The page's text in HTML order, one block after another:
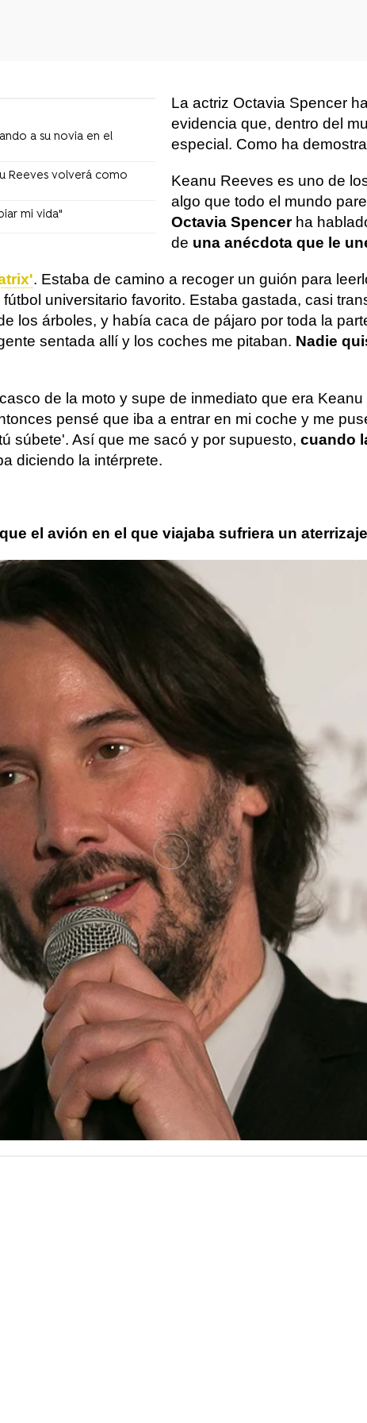
a su novia en el
Reeves volverá como
mi vida"
La actriz Octavia Spencer
evidencia que, dentro del
especial. Como ha
Keanu Reeves es uno de
algo que todo el mundo
Octavia Spencerha
de una anécdota que le
. Estaba de camino a recoger un guión para
universitario favorito. Estaba gastada, casi
los árboles, y había caca de pájaro por toda la
sentada allí y los coches me pitaban. Nadie
de la moto y supe de inmediato que era
pensé que iba a entrar en mi coche y me
súbete'. Así que me sacó y por supuesto, cuando
diciendo la intérprete.
el avión en el que viajaba sufriera un